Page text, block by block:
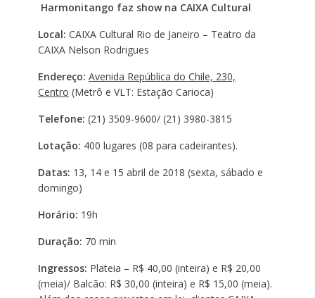
Harmonitango faz show na CAIXA Cultural
Local: CAIXA Cultural Rio de Janeiro – Teatro da
CAIXA Nelson Rodrigues
Endereço: Avenida República do Chile, 230,
Centro (Metrô e VLT: Estação Carioca)
Telefone: (21) 3509-9600/ (21) 3980-3815
Lotação: 400 lugares (08 para cadeirantes).
Datas: 13, 14 e 15 abril de 2018 (sexta, sábado e
domingo)
Horário: 19h
Duração: 70 min
Ingressos: Plateia – R$ 40,00 (inteira) e R$ 20,00
(meia)/ Balcão: R$ 30,00 (inteira) e R$ 15,00 (meia).